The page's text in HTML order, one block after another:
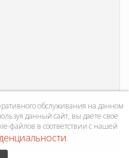
обслуживания на данном
данный сайт, вы даете свое
файлов в соответствии с нашей
.